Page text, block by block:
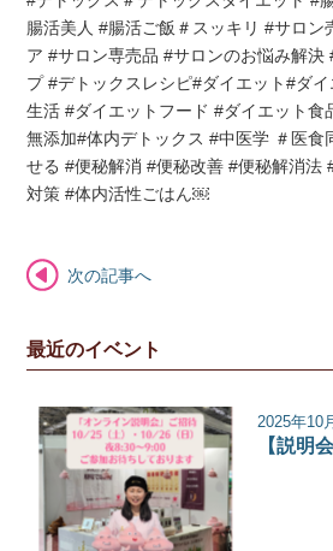
腸活美人 #腸活ご飯＃スッキリ #サロン
ア #サロン専売品 #サロンのお悩み解決
プ #デトックスレシピ#ダイエット#ダ
生活 #ダイエットフード #ダイエット食
無添加#体内デトックス #中医学 ＃医食
せる #便秘解消 #便秘改善 #便秘解消法
対策 #体内活性ごはん￼
次の記事へ
最近のイベント
2025年10
【説明